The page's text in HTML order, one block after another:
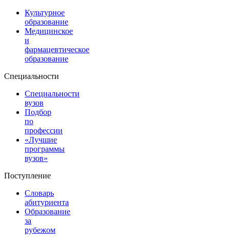
Культурное
образование
Медицинское
и
фармацевтическое
образование
Специальности
Специальности
вузов
Подбор
по
профессии
«Лучшие
программы
вузов»
Поступление
Словарь
абитуриента
Образование
за
рубежом